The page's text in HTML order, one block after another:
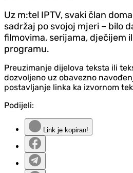
Uz m:tel IPTV, svaki član
sadržaj po svojoj mjeri – bilo
filmovima, serijama, dječijem
programu.
Preuzimanje dijelova teksta ili
dozvoljeno uz obavezno
postavljanje linka ka izvornom
Podijeli:
Link je kopiran!